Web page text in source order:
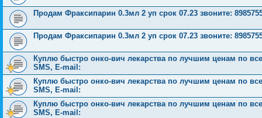
Продам Фраксипарин 0.3мл 2 уп срок 07.23 звоните:
Продам Фраксипарин 0.3мл 2 уп срок 07.23 звоните:
Куплю быстро онко-вич лекарства по лучшим ценам по
SMS, E-mail:
Куплю быстро онко-вич лекарства по лучшим ценам по
SMS, E-mail:
Куплю быстро онко-вич лекарства по лучшим ценам по
SMS, E-mail: